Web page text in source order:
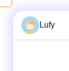
Lufy